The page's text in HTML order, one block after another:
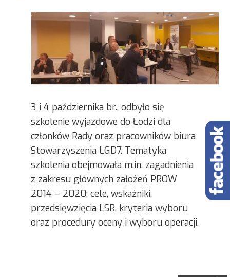
3 i 4 października br., odbyło się
szkolenie wyjazdowe do Łodzi dla
członków Rady oraz pracowników biura
Stowarzyszenia LGD7. Tematyka
szkolenia obejmowała m.in. zagadnienia
z zakresu głównych założeń PROW
2014 – 2020; cele, wskaźniki,
przedsięwzięcia LSR, kryteria wyboru
oraz procedury oceny i wyboru operacji.